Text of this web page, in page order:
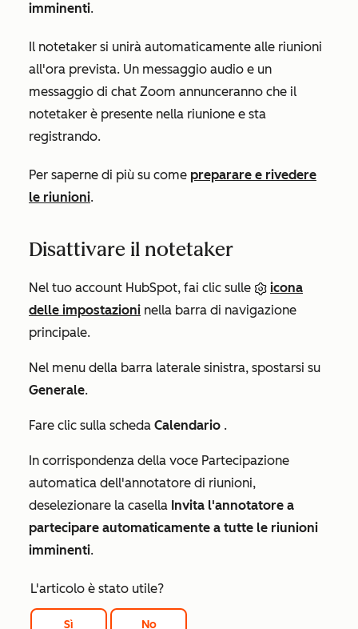
imminenti.
Il notetaker si unirà automaticamente alle riunioni
all'ora prevista. Un messaggio audio e un
messaggio di chat Zoom annunceranno che il
notetaker è presente nella riunione e sta
registrando.
Per saperne di più su come preparare e rivedere
le riunioni.
Disattivare il notetaker
Nel tuo account HubSpot, fai clic sulle
icona
delle impostazioni nella barra di navigazione
principale.
Nel menu della barra laterale sinistra, spostarsi su
Generale.
Fare clic sulla scheda Calendario .
In corrispondenza della voce Partecipazione
automatica dell'annotatore di riunioni,
deselezionare la casella Invita l'annotatore a
partecipare automaticamente a tutte le riunioni
imminenti.
L'articolo è stato utile?
Sì No